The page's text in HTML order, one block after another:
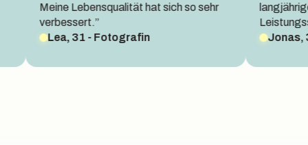
Meine Lebensqualität hat sich so sehr
verbessert.”
Lea, 31 - Fotografin
langjährigen
Leistungssport
Jonas, 36 -